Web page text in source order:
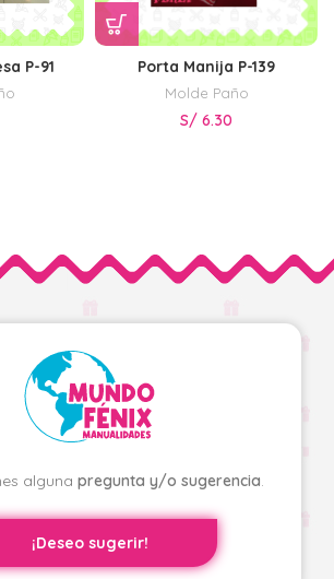
P-91 Porta Manija P-139
Molde Paño
S/ 6.30
alguna pregunta y/o sugerencia.
¡Deseo sugerir!